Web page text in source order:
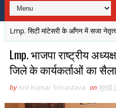
मांटेसरी के आँगन में सजा नेतृत्व का मुकुट,
Lmp. भाजपा राष्ट्रीय
जिले के कार्यकर्ताओं का
byAnil Kumar Srivastava onजुलाई